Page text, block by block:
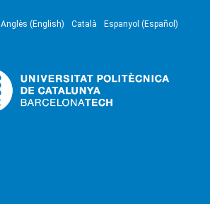
Anglès (English) Català Espanyol (Español)